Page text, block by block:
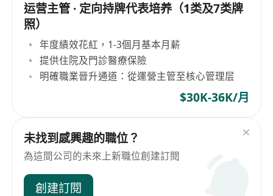
运营主管 · 定向持牌代表培养（1类及7类牌
照）
年度績效花紅，1-3個月基本月薪
提供住院及門診醫療保險
明確職業晉升通道：從運營主管至核心管理层
$30K-36K/月
未找到感興趣的職位？
為這間公司的未來上新職位創建訂閱
創建訂閱